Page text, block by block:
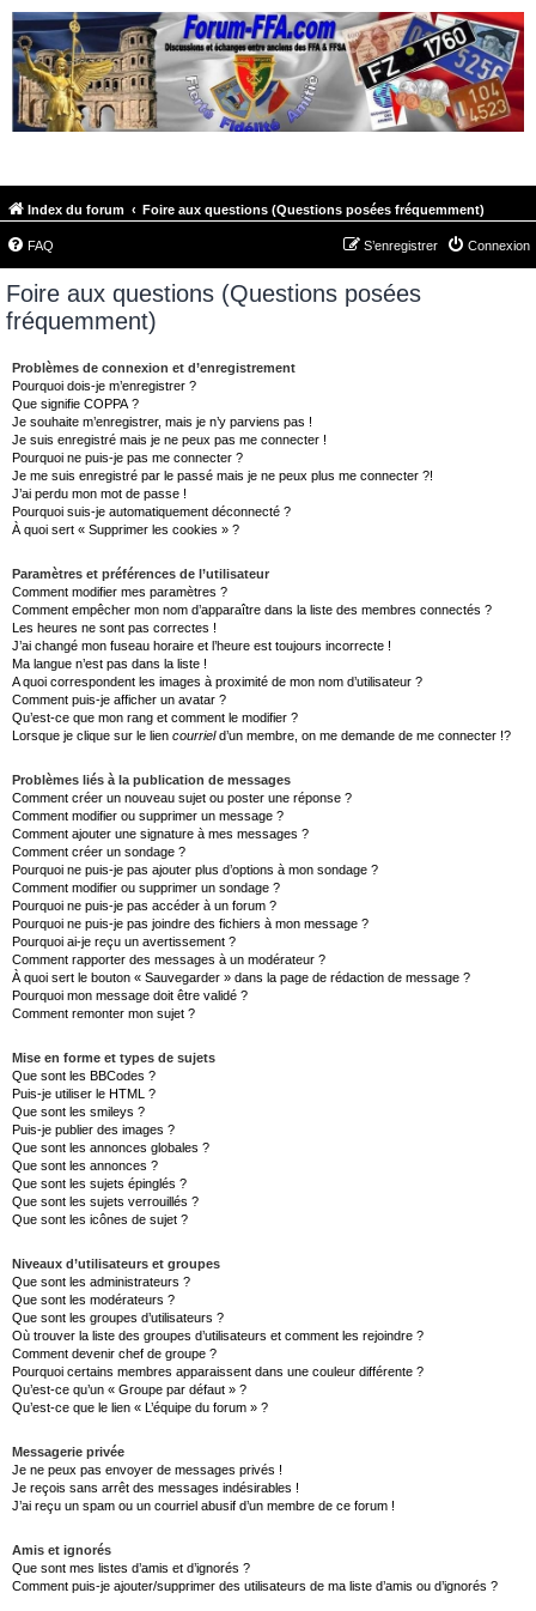
Index du forum Foire aux questions (Questions posées fréquemment)
FAQ Connexion
S’enregistrer
Foire aux questions (Questions posées
fréquemment)
Problèmes de connexion et d’enregistrement
Pourquoi dois-je m’enregistrer ?
Que signifie COPPA ?
Je souhaite m’enregistrer, mais je n’y parviens pas !
Je suis enregistré mais je ne peux pas me connecter !
Pourquoi ne puis-je pas me connecter ?
Je me suis enregistré par le passé mais je ne peux plus me connecter ?!
J’ai perdu mon mot de passe !
Pourquoi suis-je automatiquement déconnecté ?
À quoi sert « Supprimer les cookies » ?
Paramètres et préférences de l’utilisateur
Comment modifier mes paramètres ?
Comment empêcher mon nom d’apparaître dans la liste des membres connectés ?
Les heures ne sont pas correctes !
J’ai changé mon fuseau horaire et l’heure est toujours incorrecte !
Ma langue n’est pas dans la liste !
A quoi correspondent les images à proximité de mon nom d’utilisateur ?
Comment puis-je afficher un avatar ?
Qu’est-ce que mon rang et comment le modifier ?
Lorsque je clique sur le lien courrield’un membre, on me demande de me connecter !?
Problèmes liés à la publication de messages
Comment créer un nouveau sujet ou poster une réponse ?
Comment modifier ou supprimer un message ?
Comment ajouter une signature à mes messages ?
Comment créer un sondage ?
Pourquoi ne puis-je pas ajouter plus d’options à mon sondage ?
Comment modifier ou supprimer un sondage ?
Pourquoi ne puis-je pas accéder à un forum ?
Pourquoi ne puis-je pas joindre des fichiers à mon message ?
Pourquoi ai-je reçu un avertissement ?
Comment rapporter des messages à un modérateur ?
À quoi sert le bouton « Sauvegarder » dans la page de rédaction de message ?
Pourquoi mon message doit être validé ?
Comment remonter mon sujet ?
Mise en forme et types de sujets
Que sont les BBCodes ?
Puis-je utiliser le HTML ?
Que sont les smileys ?
Puis-je publier des images ?
Que sont les annonces globales ?
Que sont les annonces ?
Que sont les sujets épinglés ?
Que sont les sujets verrouillés ?
Que sont les icônes de sujet ?
Niveaux d’utilisateurs et groupes
Que sont les administrateurs ?
Que sont les modérateurs ?
Que sont les groupes d’utilisateurs ?
Où trouver la liste des groupes d’utilisateurs et comment les rejoindre ?
Comment devenir chef de groupe ?
Pourquoi certains membres apparaissent dans une couleur différente ?
Qu’est-ce qu’un « Groupe par défaut » ?
Qu’est-ce que le lien « L’équipe du forum » ?
Messagerie privée
Je ne peux pas envoyer de messages privés !
Je reçois sans arrêt des messages indésirables !
J’ai reçu un spam ou un courriel abusif d’un membre de ce forum !
Amis et ignorés
Que sont mes listes d’amis et d’ignorés ?
Comment puis-je ajouter/supprimer des utilisateurs de ma liste d’amis ou d’ignorés ?